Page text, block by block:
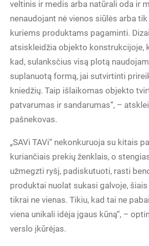
veltinis ir medis arba natūrali oda ir
nenaudojant nė vienos siūlės arba
kuriems produktams pagaminti.
atsiskleidžia objekto konstrukcijoje,
kad, sulanksčius visą plotą
suplanuotą formą, jai sutvirtinti
kniedžių. Taip išlaikomas objekto
patvarumas ir sandarumas“, –
pašnekovas.
„SAVi TAVi“ nekonkuruoja su kitais
kuriančiais prekių ženklais, o
užmegzti ryšį, padiskutuoti, rasti
produktai nuolat sukasi galvoje,
tikrai ne vienas. Tikiu, kad tai ne
viena unikali idėja įgaus kūną“, –
verslo įkūrėjas.